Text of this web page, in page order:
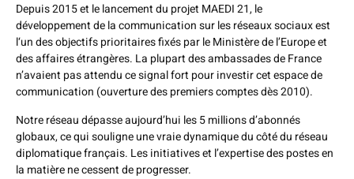
Depuis 2015 et le lancement du projet MAEDI 21, le
développement de la communication sur les réseaux sociaux est
l‘un des objectifs prioritaires fixés par le Ministère de l’Europe et
des affaires étrangères. La plupart des ambassades de France
n’avaient pas attendu ce signal fort pour investir cet espace de
communication (ouverture des premiers comptes dès 2010).
Notre réseau dépasse aujourd’hui les 5 millions d’abonnés
globaux, ce qui souligne une vraie dynamique du côté du réseau
diplomatique français. Les initiatives et l’expertise des postes en
la matière ne cessent de progresser.